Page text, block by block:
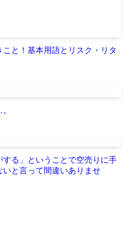
と！基本用語とリスク・リタ
する」ということで空売りに手
いと言って間違いありませ